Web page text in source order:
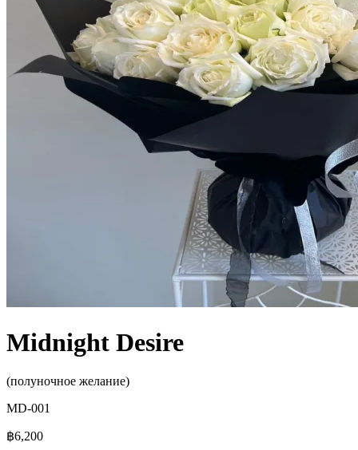
Midnight Desire
(полуночное желание)
MD-001
฿6,200